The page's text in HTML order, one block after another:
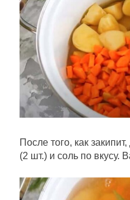
После того, как
(2 шт.) и соль по вкусу.